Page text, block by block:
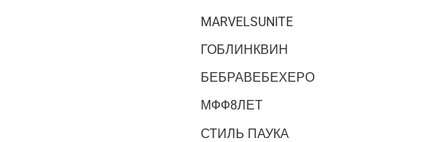
MARVELSUNITE
ГОБЛИНКВИН
БЕБРАВЕБЕХЕРО
МФФ8ЛЕТ
СТИЛЬ ПАУКА